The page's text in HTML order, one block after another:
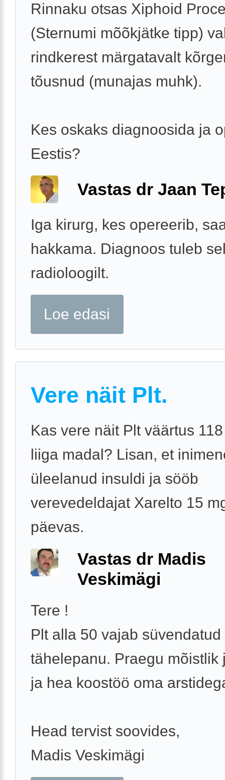
Rinnaku otsas Xiphoid
(Sternumi mõõkjätke tipp)
rindkerest märgatavalt
tõusnud (munajas muhk).
Kes oskaks diagnoosida ja
Eestis?
Vastas dr Jaan
Iga kirurg, kes opereerib,
hakkama. Diagnoos tuleb
radioloogilt.
Loe edasi
Vere näit Plt.
Kas vere näit Plt väärtus
liiga madal? Lisan, et
üleelanud insuldi ja sööb
verevedeldajat Xarelto 15
päevas.
Vastas dr Madis
Veskimägi
Tere !
Plt alla 50 vajab süvendatud
tähelepanu. Praegu mõistlik
ja hea koostöö oma
Head tervist soovides,
Madis Veskimägi